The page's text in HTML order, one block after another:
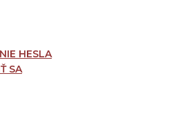
HESLA
SA